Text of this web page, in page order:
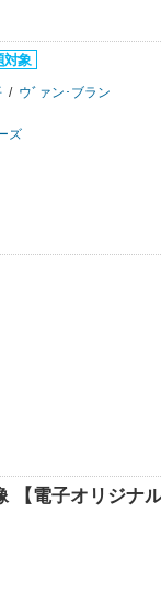
/ ウﾞァン･ブラン
ズ
【電子オリジナル